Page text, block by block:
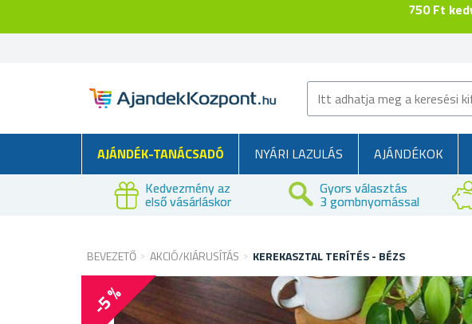
750 Ft
AJÁNDÉK-TANÁCSADÓ NYÁRI LAZULÁS AJÁNDÉKOK
Kedvezmény az
első vásárláskor
Gyors választás
3 gombnyomással
BEVEZETŐ AKCIÓ/KIÁRUSÍTÁS KEREKASZTAL TERÍTÉS - BÉZS
-5 %